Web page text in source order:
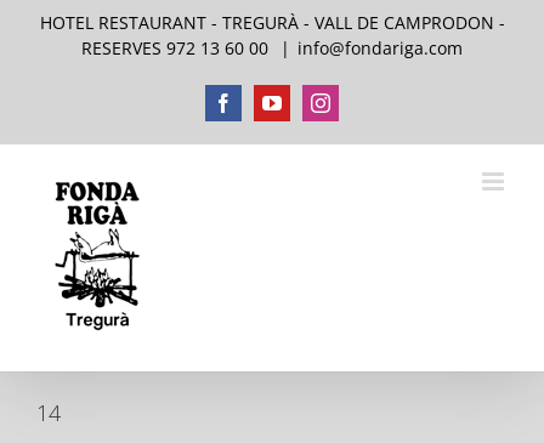
HOTEL RESTAURANT - TREGURÀ - VALL DE CAMPRODON -
RESERVES 972 13 60 00
| info@fondariga.com
FacebookYouTubeInstagram
14